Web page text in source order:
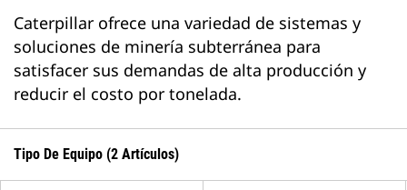
Caterpillar ofrece una variedad de sistemas y
soluciones de minería subterránea para
satisfacer sus demandas de alta producción y
reducir el costo por tonelada.
Tipo De Equipo (2 Artículos)